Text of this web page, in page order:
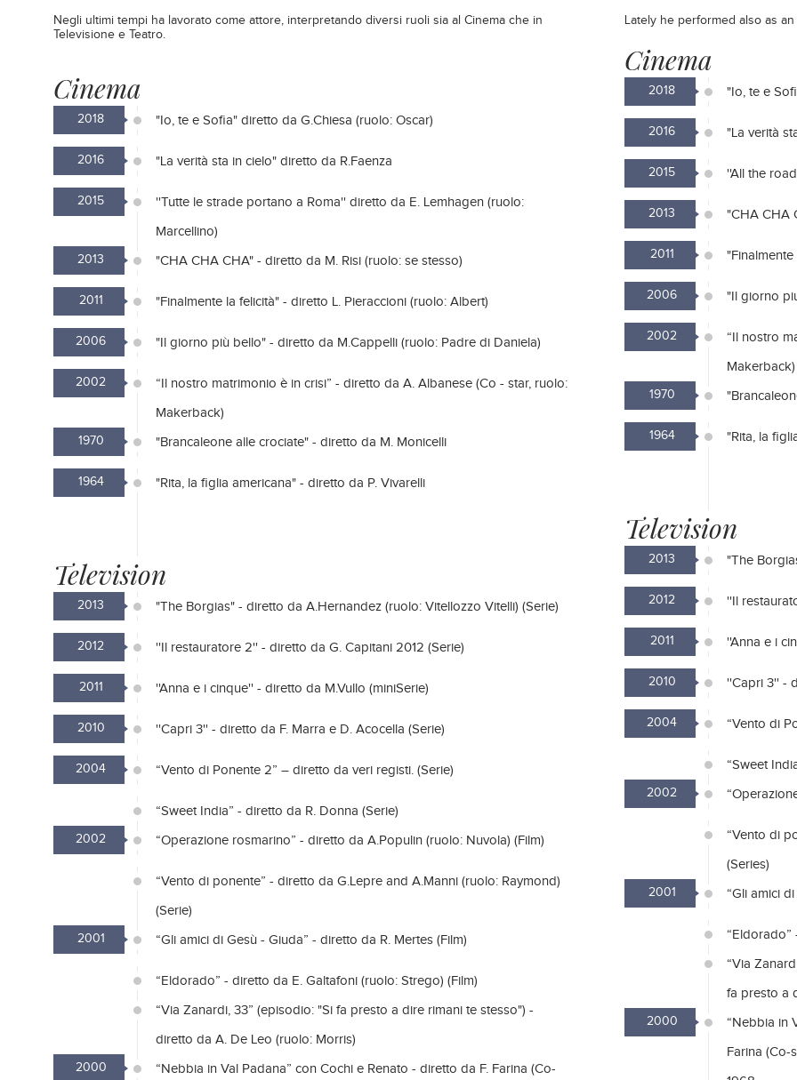
Negli ultimi tempi ha lavorato come attore, interpretando diversi ruoli sia al Cinema che in
Televisione e Teatro.
Cinema
2018 "Io, te e Sofia" diretto da G.Chiesa (ruolo: Oscar)
2016 "La verità sta in cielo" diretto da R.Faenza
2015
''Tutte le strade portano a Roma'' diretto da E. Lemhagen (ruolo:
Marcellino)
2013 "CHA CHA CHA" - diretto da M. Risi (ruolo: se stesso)
2011 "Finalmente la felicità" - diretto L. Pieraccioni (ruolo: Albert)
2006 "Il giorno più bello" - diretto da M.Cappelli (ruolo: Padre di Daniela)
2002
“Il nostro matrimonio è in crisi” - diretto da A. Albanese (Co - star, ruolo:
Makerback)
1970 "Brancaleone alle crociate" - diretto da M. Monicelli
1964 "Rita, la figlia americana" - diretto da P. Vivarelli
Television
2013 "The Borgias" - diretto da A.Hernandez (ruolo: Vitellozzo Vitelli) (Serie)
2012 ''Il restauratore 2'' - diretto da G. Capitani 2012 (Serie)
2011 ''Anna e i cinque'' - diretto da M.Vullo (miniSerie)
2010 ''Capri 3'' - diretto da F. Marra e D. Acocella (Serie)
2004 “Vento di Ponente 2” – diretto da veri registi. (Serie)
“Sweet India” - diretto da R. Donna (Serie)
2002 “Operazione rosmarino” - diretto da A.Populin (ruolo: Nuvola) (Film)
“Vento di ponente” - diretto da G.Lepre and A.Manni (ruolo: Raymond)
(Serie)
2001 “Gli amici di Gesù - Giuda” - diretto da R. Mertes (Film)
“Eldorado” - diretto da E. Galtafoni (ruolo: Strego) (Film)
“Via Zanardi, 33” (episodio: "Si fa presto a dire rimani te stesso") -
diretto da A. De Leo (ruolo: Morris)
2000 “Nebbia in Val Padana” con Cochi e Renato - diretto da F. Farina (Co-
Lately he performed also as
Cinema
2018 "Io, te e
2016 "La verità
2015 ''All the
2013 "CHA CHA
2011
2006 "Il giorno
2002
“Il nostro
Makerback)
1970
1964 "Rita, la
Television
2013 "The
2012 ''Il
2011 ''Anna e i
2010 ''Capri 3'' -
2004 “Vento di
“Sweet
2002
“Vento di
(Series)
2001 “Gli amici
“Eldorado”
“Via
fa presto a
2000
“Nebbia in
Farina (Co-